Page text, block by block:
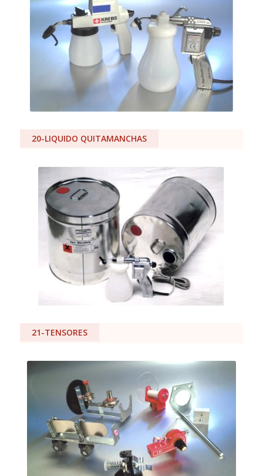
20-LIQUIDO QUITAMANCHAS
21-TENSORES